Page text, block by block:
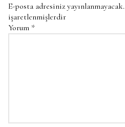
E-posta adresiniz yayınlanmayacak.
işaretlenmişlerdir
Yorum *